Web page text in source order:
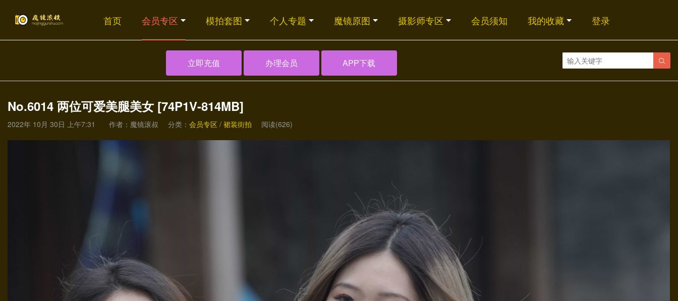
首页 会员专区 模拍套图 个人专题 魔镜原图 摄影师专区 会员须知 我的收藏 登录

立即充值 办理会员 APP下载
No.6014 两位可爱美腿美女 [74P1V-814MB]
2022年 10月 30日 上午7:31 作者：魔镜滚叔 分类： 会员专区 / 裙装街拍 阅读(626)